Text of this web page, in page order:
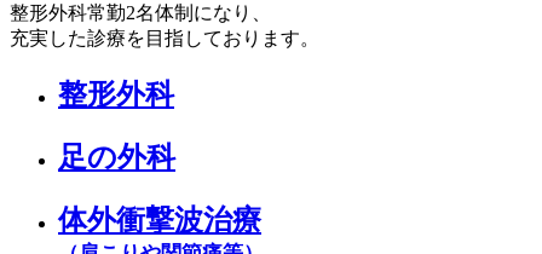
整形外科常勤2名体制になり、
充実した診療を目指しております。
整形外科
足の外科
体外衝撃波治療